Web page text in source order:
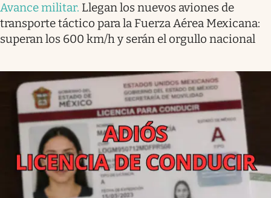
Avance militar. Llegan los nuevos aviones de
transporte táctico para la Fuerza Aérea Mexicana:
superan los 600 km/h y serán el orgullo nacional